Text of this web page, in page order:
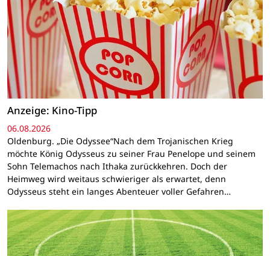
Anzeige: Kino-Tipp
06.08.2026
Oldenburg. „Die Odyssee“Nach dem Trojanischen Krieg
möchte König Odysseus zu seiner Frau Penelope und seinem
Sohn Telemachos nach Ithaka zurückkehren. Doch der
Heimweg wird weitaus schwieriger als erwartet, denn
Odysseus steht ein langes Abenteuer voller Gefahren…